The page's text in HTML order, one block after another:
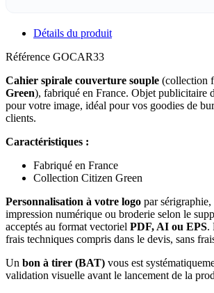
Détails du produit
Référence GOCAR33
Cahier spirale couverture souple (collection
Green), fabriqué en France. Objet publicitaire
pour votre image, idéal pour vos goodies de
clients.
Caractéristiques :
Fabriqué en France
Collection Citizen Green
Personnalisation à votre logo par sérigraphie,
impression numérique ou broderie selon le
acceptés au format vectoriel PDF, AI ou EPS.
frais techniques compris dans le devis, sans
Un bon à tirer (BAT) vous est
validation visuelle avant le lancement de la